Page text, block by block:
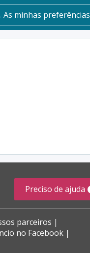
As minhas preferências
Preciso de ajuda
parceiros
no Facebook